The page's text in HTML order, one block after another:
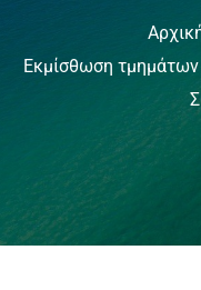
Εκμίσθωση τμημάτων